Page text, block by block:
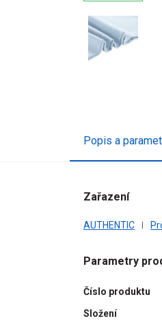
Popis a
Zařazení
AUTHENTIC
Parametry
Číslo produktu
Složení